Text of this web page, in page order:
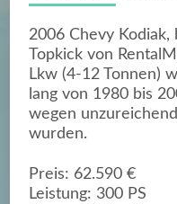
2006 Chevy
Topkick von
Lkw (4-12 Tonnen)
lang von 1980 bis
wegen
wurden.
Preis: 62.590 €
Leistung: 300 PS